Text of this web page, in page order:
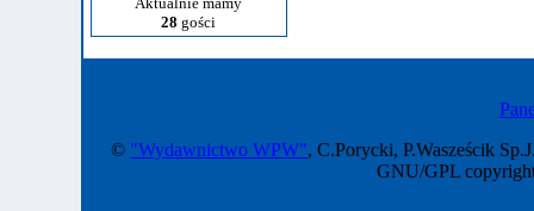
28 gości
© "Wydawnictwo WPW", C.Porycki, P.Wasześcik
GNU/GPL